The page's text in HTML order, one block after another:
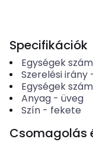
Specifikációk
Egységek
Szerelési irány
Egységek
Anyag- üveg
Szín- fekete
Csomagolás